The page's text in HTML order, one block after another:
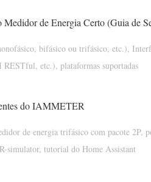
bifásico ou trifásico, etc.),
etc.), plataformas suportadas
do IAMMETER
de energia trifásico com pacote 2P,
simulator, tutorial do Home Assistant